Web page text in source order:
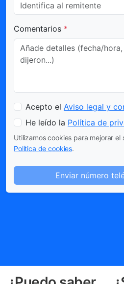
Comentarios *
Acepto el Aviso legal y
He leído la Política de
Utilizamos cookies para mejorar el
Política de cookies.
Enviar número